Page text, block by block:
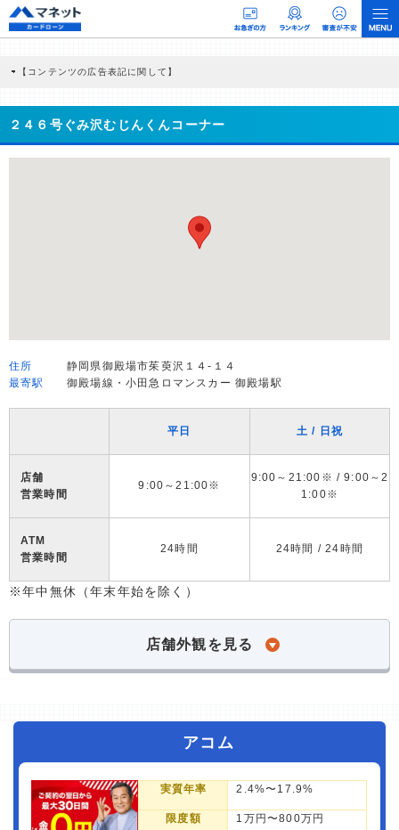
【コンテンツの広告表記に関して】
商品を根拠なくPRするものではなく、当編集部の調査／ユーザーへの口コミ収集な
どに基づき、公平性を担保した情報提供を行っています。
>提携企業一覧
２４６号ぐみ沢むじんくんコーナー
住所
静岡県御殿場市茱萸沢１４-１４
最寄駅
御殿場線・小田急ロマンスカー 御殿場駅
平日 土 / 日祝
店舗
営業時間
9:00～21:00※
9:00～21:00※ / 9:00～2
1:00※
ATM
営業時間
24時間 24時間 / 24時間
※年中無休（年末年始を除く）
店舗外観を見る
アコム
実質年率 2.4%〜17.9%
限度額 1万円〜800万円